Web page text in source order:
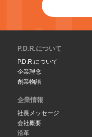
P.D.R.について
P.D.R.について
企業理念
創業物語
企業情報
社長メッセージ
会社概要
沿革